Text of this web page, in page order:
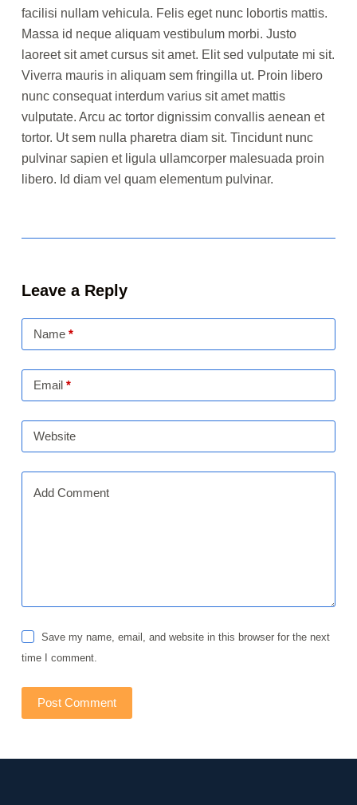
facilisi nullam vehicula. Felis eget nunc lobortis mattis.
Massa id neque aliquam vestibulum morbi. Justo
laoreet sit amet cursus sit amet. Elit sed vulputate mi sit.
Viverra mauris in aliquam sem fringilla ut. Proin libero
nunc consequat interdum varius sit amet mattis
vulputate. Arcu ac tortor dignissim convallis aenean et
tortor. Ut sem nulla pharetra diam sit. Tincidunt nunc
pulvinar sapien et ligula ullamcorper malesuada proin
libero. Id diam vel quam elementum pulvinar.
Leave a Reply
Name*
Email*
Website
Add Comment
Save my name, email, and website in this browser for the next
time I comment.
Post Comment